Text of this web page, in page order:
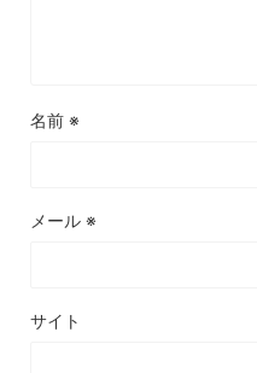
名前 ※
メール ※
サイト